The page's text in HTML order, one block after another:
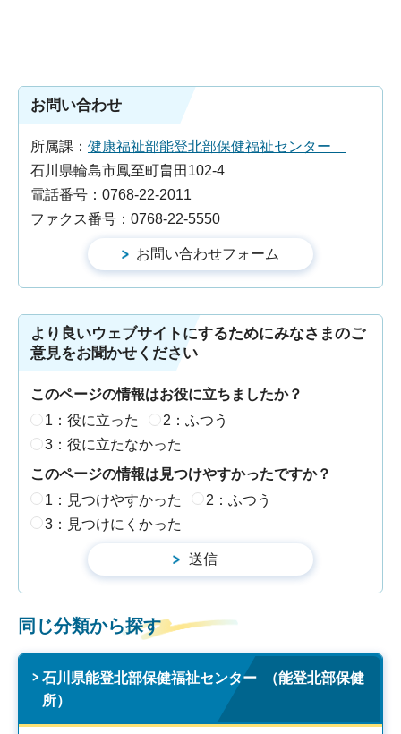
お問い合わせ
所属課： 健康福祉部能登北部保健福祉センター
石川県輪島市鳳至町畠田102-4
電話番号：0768-22-2011
ファクス番号：0768-22-5550
より良いウェブサイトにするためにみなさまのご
意見をお聞かせください
このページの情報はお役に立ちましたか？
1：役に立った
2：ふつう
3：役に立たなかった
このページの情報は見つけやすかったですか？
1：見つけやすかった
2：ふつう
3：見つけにくかった
同じ分類から探す
石川県能登北部保健福祉センター （能登北部保健
所）